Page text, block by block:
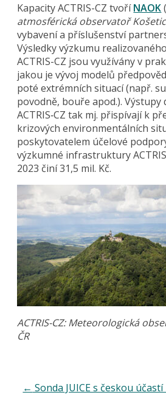
Kapacity ACTRIS-CZ tvoříNAOK(
atmosférická observatoř
vybavení a příslušenství
Výsledky výzkumu
ACTRIS-CZ jsou využívány v
jakou je vývoj modelů
poté extrémních situací (např.
povodně, bouře apod.). Výstupy
ACTRIS‑CZ tak mj. přispívají k
krizových environmentálních
poskytovatelem účelové
výzkumné infrastruktury
2023 činí 31,5 mil. Kč.
ACTRIS-CZ: Meteorologická
ČR
← Sonda JUICE s českou